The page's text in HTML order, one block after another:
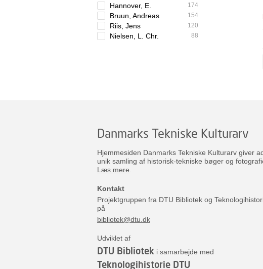
Hannover, E. 174
Bruun, Andreas 154
Riis, Jens 120
Nielsen, L. Chr. 88
Danmarks Tekniske Kulturarv
Hjemmesiden Danmarks Tekniske Kulturarv giver
unik samling af historisk-tekniske bøger og
Læs mere
Kontakt
Projektgruppen fra DTU Bibliotek og
på
bibliotek@dtu.dk
Udviklet af
DTU Bibliotek i samarbejde med
Teknologihistorie DTU